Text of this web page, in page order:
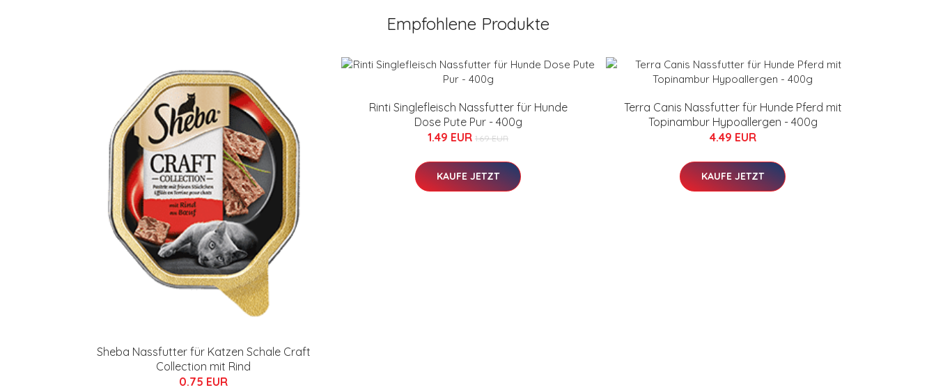
Empfohlene Produkte
Sheba Nassfutter für Katzen Schale Craft
Collection mit Rind
0.75 EUR
Rinti Singlefleisch Nassfutter für Hunde
Dose Pute Pur - 400g
1.49 EUR 1.69 EUR
KAUFE JETZT
Terra Canis Nassfutter für Hunde Pferd mit
Topinambur Hypoallergen - 400g
4.49 EUR
KAUFE JETZT